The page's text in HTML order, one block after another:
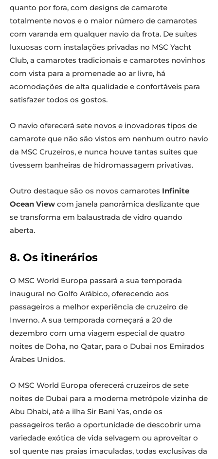
quanto por fora, com designs de camarote
totalmente novos e o maior número de camarotes
com varanda em qualquer navio da frota. De suítes
luxuosas com instalações privadas no MSC Yacht
Club, a camarotes tradicionais e camarotes novinhos
com vista para a promenade ao ar livre, há
acomodações de alta qualidade e confortáveis para
satisfazer todos os gostos.
O navio oferecerá sete novos e inovadores tipos de
camarote que não são vistos em nenhum outro navio
da MSC Cruzeiros, e nunca houve tantas suites que
tivessem banheiras de hidromassagem privativas.
Outro destaque são os novos camarotes Infinite
Ocean View com janela panorâmica deslizante que
se transforma em balaustrada de vidro quando
aberta.
8. Os itinerários
O MSC World Europa passará a sua temporada
inaugural no Golfo Arábico, oferecendo aos
passageiros a melhor experiência de cruzeiro de
Inverno. A sua temporada começará a 20 de
dezembro com uma viagem especial de quatro
noites de Doha, no Qatar, para o Dubai nos Emirados
Árabes Unidos.
O MSC World Europa oferecerá cruzeiros de sete
noites de Dubai para a moderna metrópole vizinha de
Abu Dhabi, até a ilha Sir Bani Yas, onde os
passageiros terão a oportunidade de descobrir uma
variedade exótica de vida selvagem ou aproveitar o
sol quente nas praias imaculadas, todas exclusivas da